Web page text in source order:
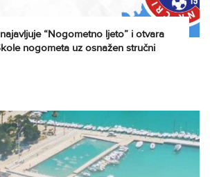
“Nogometno ljeto” i otvara
nogometa uz osnažen stručni